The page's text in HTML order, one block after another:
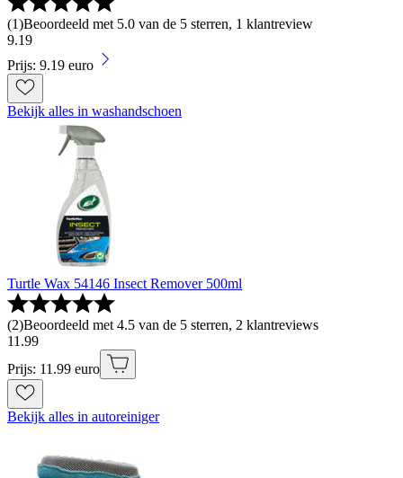
(1)Beoordeeld met 5.0 van de 5 sterren, 1 klantreview
9.19
Prijs: 9.19 euro
Bekijk alles in washandschoen
Turtle Wax 54146 Insect Remover 500ml
(2)Beoordeeld met 4.5 van de 5 sterren, 2 klantreviews
11 .99
Prijs: 11.99 euro
Bekijk alles in autoreiniger